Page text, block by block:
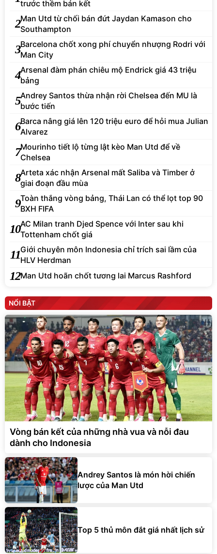
trước thềm bán kết
2Man Utd từ chối bán đứt Jaydan Kamason cho
Southampton
3Barcelona chốt xong phí chuyển nhượng Rodri với
Man City
4Arsenal đàm phán chiêu mộ Endrick giá 43 triệu
bảng
5Andrey Santos thừa nhận rời Chelsea đến MU là
bước tiến
6Barca nâng giá lên 120 triệu euro để hỏi mua Julian
Alvarez
7Mourinho tiết lộ từng lật kèo Man Utd để về
Chelsea
8Arteta xác nhận Arsenal mất Saliba và Timber ở
giai đoạn đầu mùa
9Toàn thắng vòng bảng, Thái Lan có thể lọt top 90
BXH FIFA
10AC Milan tranh Djed Spence với Inter sau khi
Tottenham chốt giá
11Giới chuyên môn Indonesia chỉ trích sai lầm của
HLV Herdman
12Man Utd hoãn chốt tương lai Marcus Rashford
NỔI BẬT
Vòng bán kết của những nhà vua và nỗi đau
dành cho Indonesia
Andrey Santos là món hời chiến
lược của Man Utd
Top 5 thủ môn đắt giá nhất lịch sử